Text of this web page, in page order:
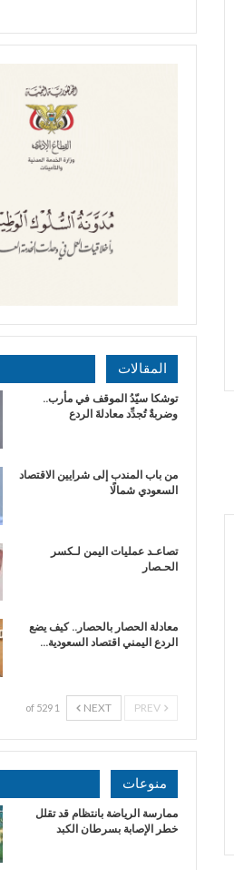
المقالات
توشكا سيّدُ الموقف في مأرب..
وضربةٌ تُجدِّد معادلةَ الردع
من باب المندب إلى شرايين الاقتصاد
السعودي شمالًا
تصاعـد عمليات اليمن لـكسر
الحـصار
معادلة الحصار بالحصار.. كيف يضع
الردع اليمني اقتصاد السعودية…
NEXT
1 of 529
منوعات
ممارسة الرياضة بانتظام قد تقلل
خطر الإصابة بسرطان الكبد